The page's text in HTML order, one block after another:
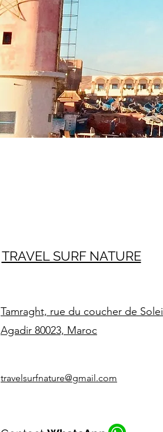
TRAVEL SURF NATURE
Tamraght, rue du coucher de Soleil
Agadir 80023, Maroc
travelsurfnature@gmail.com